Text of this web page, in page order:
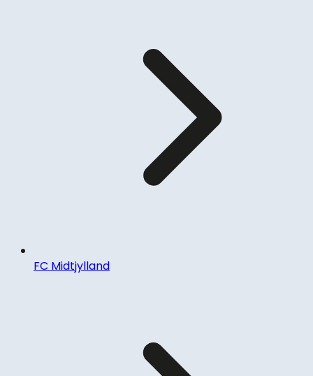
FC Midtjylland